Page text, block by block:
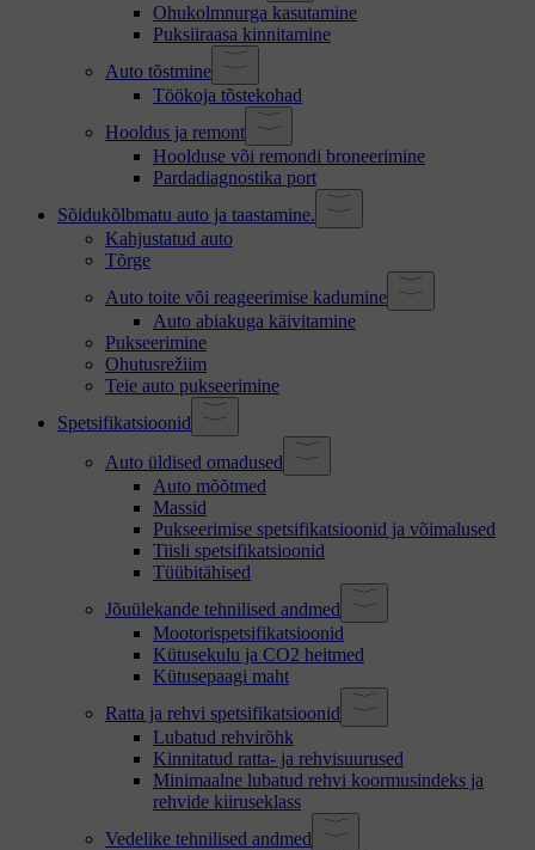
Ohukolmnurga kasutamine
Puksiiraasa kinnitamine
Auto tõstmine
Töökoja tõstekohad
Hooldus ja remont
Hoolduse või remondi broneerimine
Pardadiagnostika port
Sõidukõlbmatu auto ja taastamine.
Kahjustatud auto
Tõrge
Auto toite või reageerimise kadumine
Auto abiakuga käivitamine
Pukseerimine
Ohutusrežiim
Teie auto pukseerimine
Spetsifikatsioonid
Auto üldised omadused
Auto mõõtmed
Massid
Pukseerimise spetsifikatsioonid ja võimalused
Tiisli spetsifikatsioonid
Tüübitähised
Jõuülekande tehnilised andmed
Mootorispetsifikatsioonid
Kütusekulu ja CO2 heitmed
Kütusepaagi maht
Ratta ja rehvi spetsifikatsioonid
Lubatud rehvirõhk
Kinnitatud ratta- ja rehvisuurused
Minimaalne lubatud rehvi koormusindeks ja
rehvide kiiruseklass
Vedelike tehnilised andmed